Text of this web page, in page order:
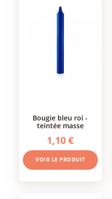
bougie bleu roi -
teintée masse
1,10 €
VOIR LE PRODUIT